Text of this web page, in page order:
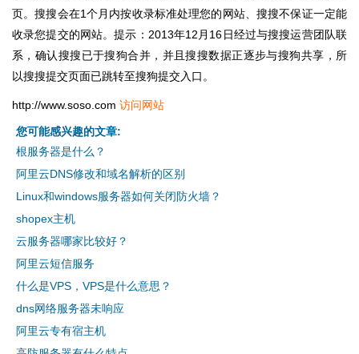
页。搜搜会在1个月内按收录标准处理您的网站、搜搜不保证一定能
收录您提交的网站。提示：2013年12月16日经过与搜搜运营团队联
系，确认搜搜已于搜狗合并，并且搜搜数据正逐步与搜狗共享，所
以搜搜提交页面已跳转至搜狗提交入口。
http://www.soso.com 访问网站
您可能感兴趣的文章:
根服务器是什么？
阿里云DNS修改和域名解析的区别
Linux和windows服务器如何关闭防火墙？
shopex主机
云服务器哪家比较好？
阿里云短信服务
什么是VPS，VPS是什么意思？
dns网络服务器未响应
阿里云专有宿主机